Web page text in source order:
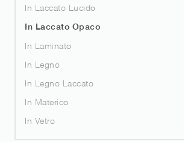
In Laccato Lucido
In Laccato Opaco
In Laminato
In Legno
In Legno Laccato
In Materico
In Vetro